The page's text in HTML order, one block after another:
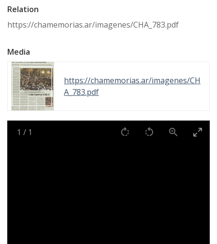
1 / 1
Relation
https://chamemorias.ar/imagenes/CHA_783.pdf
Media
https://chamemorias.ar/imagenes/CH
A_783.pdf